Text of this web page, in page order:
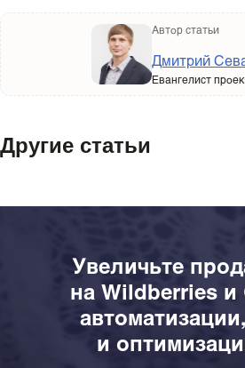
Автор статьи
Дмитрий
Евангелист
Другие статьи
Увеличьте
на Wildberries и
и